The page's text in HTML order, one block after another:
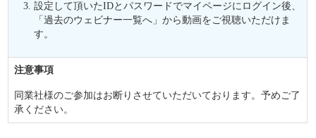
設定して頂いたIDとパスワードでマイページにログイン後、
「過去のウェビナー一覧へ」から動画をご視聴いただけま
す。
注意事項
同業社様のご参加はお断りさせていただいております。予めご了
承ください。